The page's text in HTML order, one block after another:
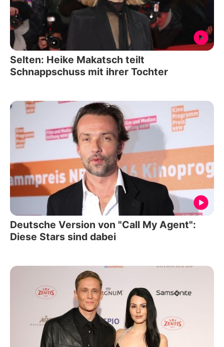
Selten: Heike Makatsch teilt
Schnappschuss mit ihrer Tochter
Deutsche Version von "Call My Agent":
Diese Stars sind dabei